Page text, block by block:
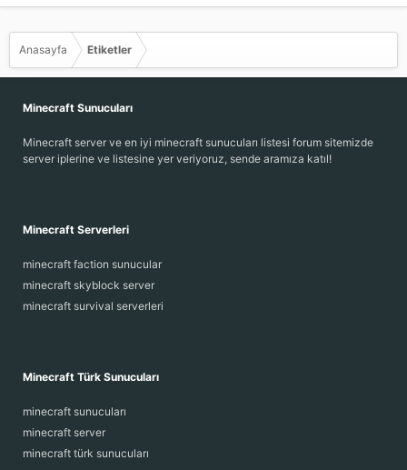
Anasayfa Etiketler
Minecraft Sunucuları
Minecraft server ve en iyi minecraft sunucuları listesi forum sitemizde
server iplerine ve listesine yer veriyoruz, sende aramıza katıl!
Minecraft Serverleri
minecraft faction sunucular
minecraft skyblock server
minecraft survival serverleri
Minecraft Türk Sunucuları
minecraft sunucuları
minecraft server
minecraft türk sunucuları